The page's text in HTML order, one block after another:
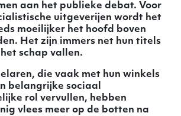
aan het publieke debat. Voor
uitgeverijen wordt het
moeilijker het hoofd boven
Het zijn immers net hun titels
schap vallen.
die vaak met hun winkels
belangrijke sociaal
rol vervullen, hebben
vlees meer op de botten na